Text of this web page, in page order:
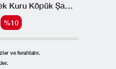
Docho Kedi ve Köpek Kuru Köpük Şampuan - Postbiyotik 150 ML
%10
ve ferahlatır.